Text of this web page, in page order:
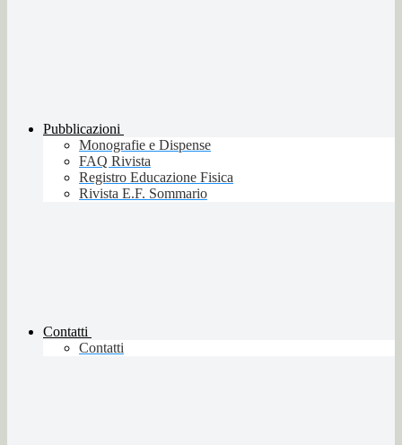
Pubblicazioni
Monografie e Dispense
FAQ Rivista
Registro Educazione Fisica
Rivista E.F. Sommario
Contatti
Contatti